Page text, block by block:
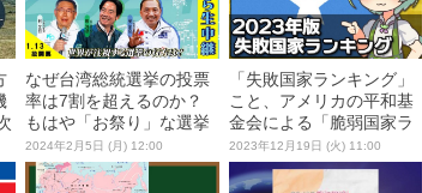
なぜ台湾総統選挙の投票
率は7割を超えるのか？
もはや「お祭り」な選挙
期間の現地レポート
2024年2月5日 (月) 12:00
「失敗国家ランキング」
こと、アメリカの平和基
金会による「脆弱国家ラ
ンキング」を解説！ 日本
の安定度は世界何位？
2023年12月19日 (火) 11:00